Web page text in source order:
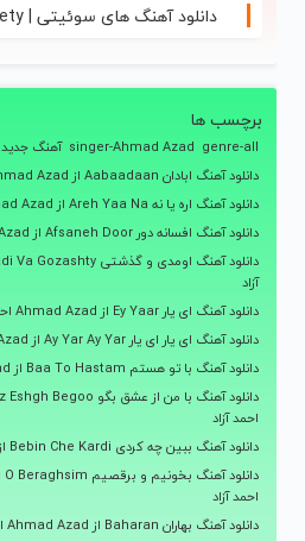
دانلود آهنگ های سوئیتی | Sweety
برچسب ها
genre-all
singer-Ahmad Azad آهنگ جدید Ahmad Azad
دانلود آهنگ ابادان Aabaadaan از Ahmad Azad احمد آزاد
دانلود آهنگ اره یا نه Areh Yaa Na از Ahmad Azad احمد آزاد
دانلود آهنگ افسانه دور Afsaneh Door از Ahmad Azad احمد آزاد
آزاد
دانلود آهنگ ای یار Ey Yaar از Ahmad Azad احمد آزاد
دانلود آهنگ ای یار ای یار Ay Yar Ay Yar از Ahmad Azad احمد آزاد
دانلود آهنگ با تو هستم Baa To Hastam از Ahmad Azad احمد آزاد
احمد آزاد
دانلود آهنگ ببین چه کردی Bebin Che Kardi از Ahmad Azad احمد آزاد
احمد آزاد
دانلود آهنگ بهاران Baharan از Ahmad Azad احمد آزاد